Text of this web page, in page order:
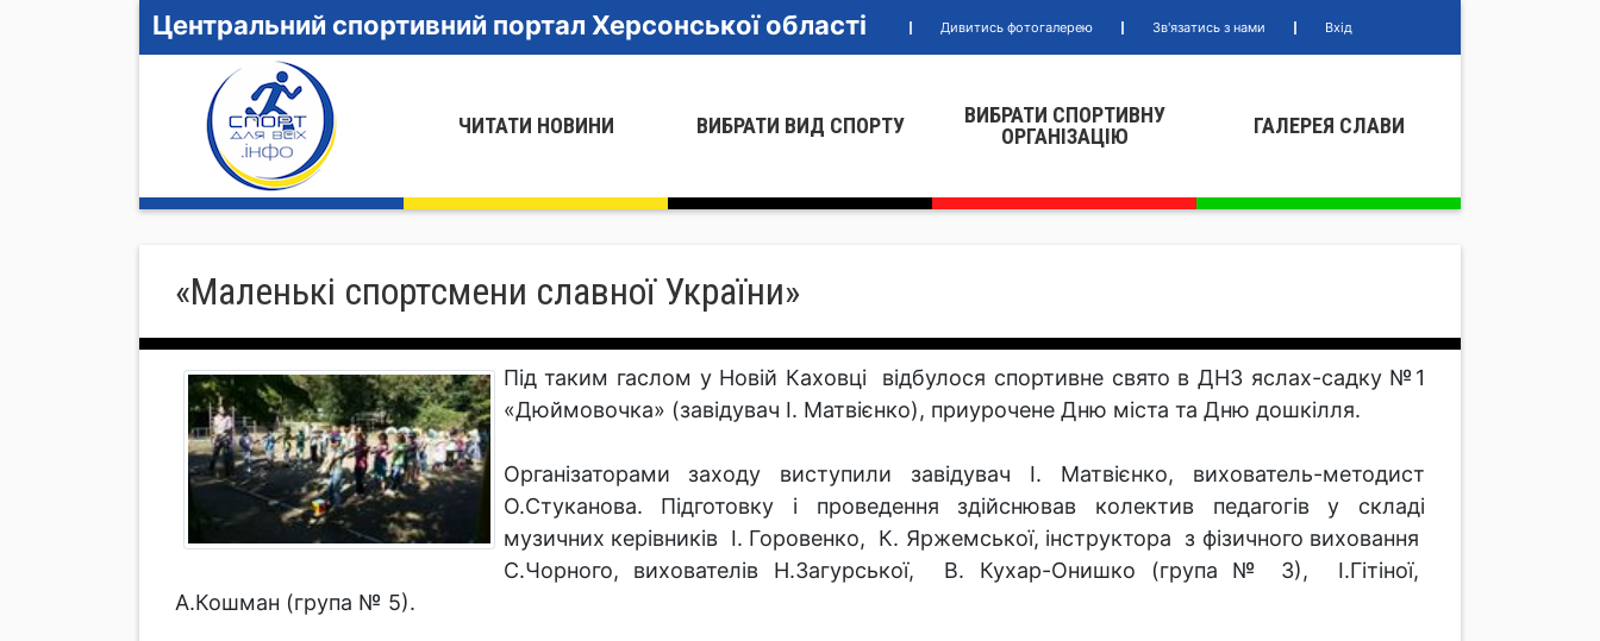
Центральний спортивний портал Херсонської області Дивитись фотогалерею Зв'язатись з нами Вхід
ЧИТАТИ НОВИНИ ВИБРАТИ ВИД СПОРТУ
ВИБРАТИ СПОРТИВНУ
ОРГАНIЗАЦIЮ
ГАЛЕРЕЯ СЛАВИ
«Маленькі спортсмени славної України»
Під таким гаслом у Новій Каховці відбулося спортивне свято в ДНЗ яслах-садку №1
«Дюймовочка» (завідувач І. Матвієнко), приурочене Дню міста та Дню дошкілля.
Організаторами заходу виступили завідувач І. Матвієнко, вихователь-методист
О.Стуканова. Підготовку і проведення здійснював колектив педагогів у складі
музичних керівників І. Горовенко, К. Яржемської, інструктора з фізичного виховання
С.Чорного, вихователів Н.Загурської, В. Кухар-Онишко (група № 3), І.Гітіної,
А.Кошман (група № 5).